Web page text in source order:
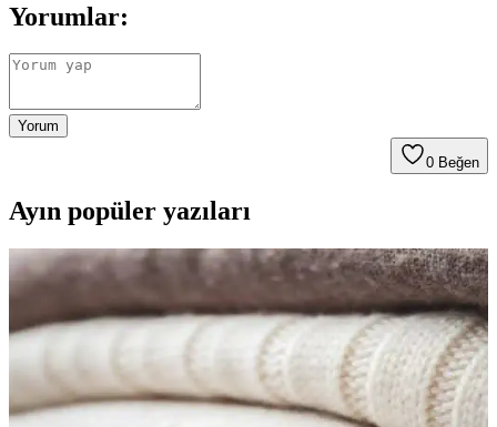
Yorumlar:
Yorum
0 Beğen
Ayın popüler yazıları